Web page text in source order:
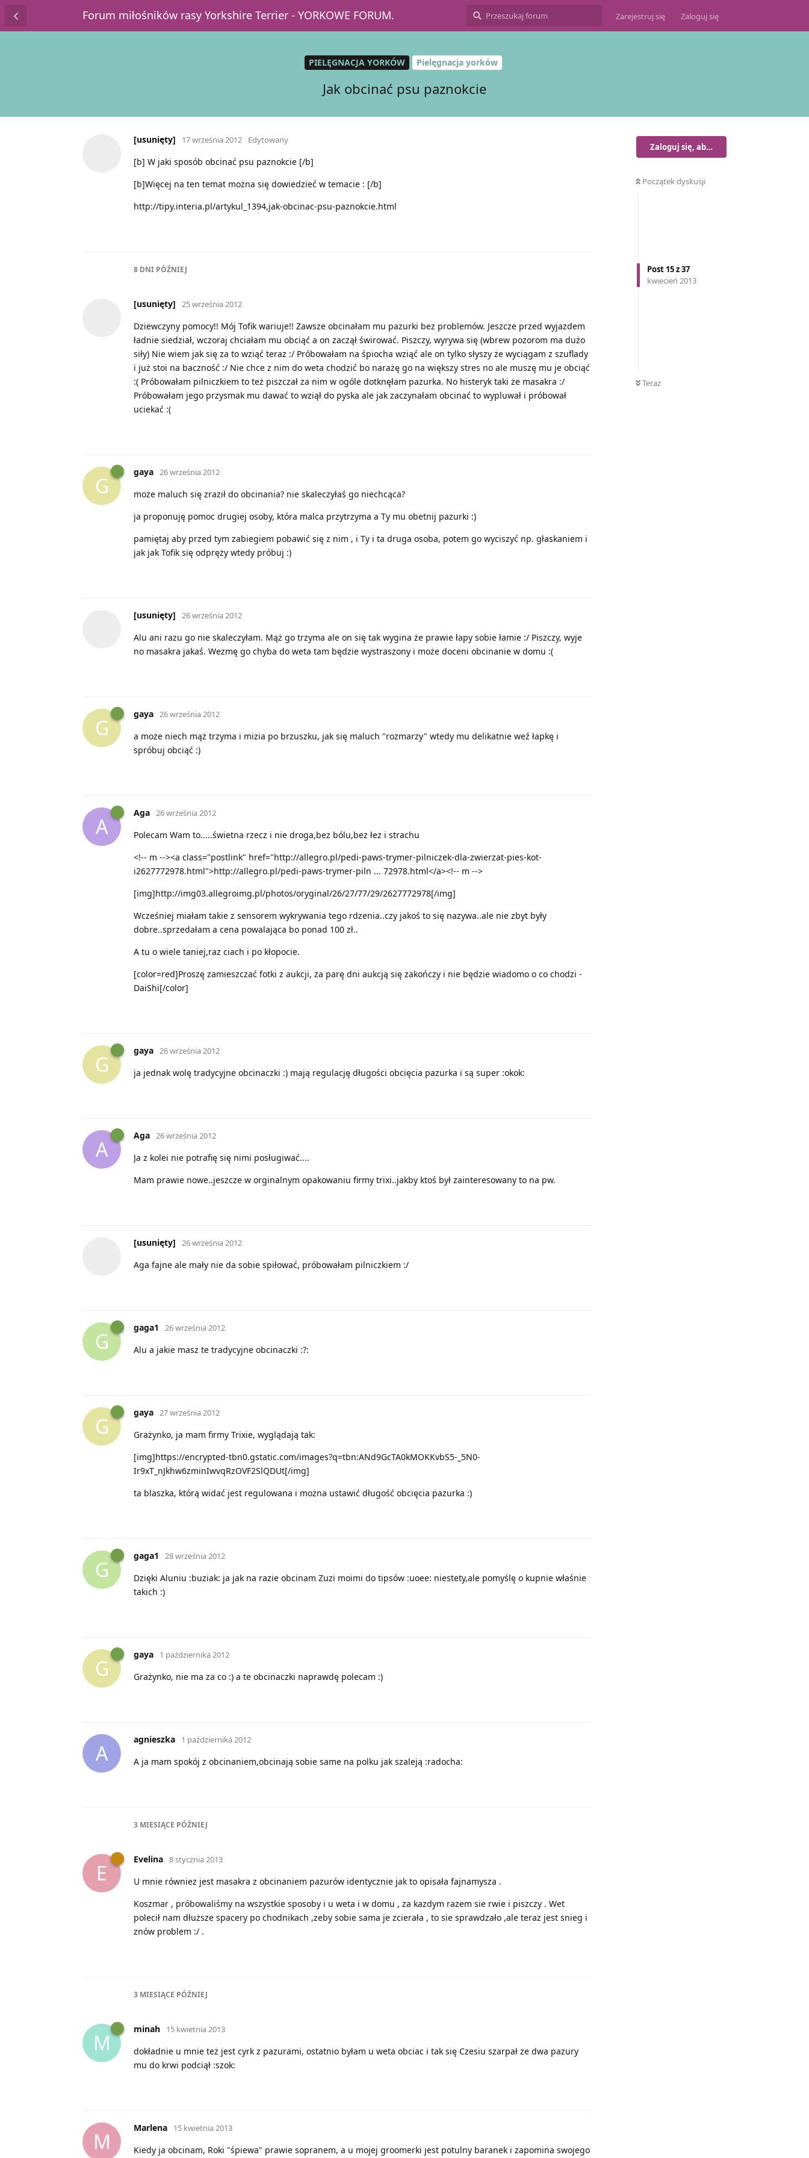
Forum miłośników rasy Yorkshire Terrier - YORKOWE FORUM. Zarejestruj się Zaloguj się
PIELĘGNACJA YORKÓW Pielęgnacja yorków
Jak obcinać psu paznokcie
Zaloguj się, aby odpisać
Początek dyskusji
Post 15z37
kwiecień 2013
Teraz
[usunięty] 17 września 2012 Edytowany
[b] W jaki sposób obcinać psu paznokcie [/b]
[b]Więcej na ten temat można się dowiedzieć w temacie : [/b]
http://tipy.interia.pl/artykul_1394,jak-obcinac-psu-paznokcie.html
8 DNI PÓŹNIEJ
[usunięty] 25 września 2012
Dziewczyny pomocy!! Mój Tofik wariuje!! Zawsze obcinałam mu pazurki bez problemów. Jeszcze przed wyjazdem
ładnie siedział, wczoraj chciałam mu obciąć a on zaczął świrować. Piszczy, wyrywa się (wbrew pozorom ma dużo
siły) Nie wiem jak się za to wziąć teraz :/ Próbowałam na śpiocha wziąć ale on tylko słyszy że wyciągam z szuflady
i już stoi na baczność :/ Nie chce z nim do weta chodzić bo narażę go na większy stres no ale muszę mu je obciąć
:( Próbowałam pilniczkiem to też piszczał za nim w ogóle dotknęłam pazurka. No histeryk taki że masakra :/
Próbowałam jego przysmak mu dawać to wziął do pyska ale jak zaczynałam obcinać to wypluwał i próbował
uciekać :(
G
gaya 26 września 2012
może maluch się zraził do obcinania? nie skaleczyłaś go niechcąca?
ja proponuję pomoc drugiej osoby, która malca przytrzyma a Ty mu obetnij pazurki :)
pamiętaj aby przed tym zabiegiem pobawić się z nim , i Ty i ta druga osoba, potem go wyciszyć np. głaskaniem i
jak jak Tofik się odpręży wtedy próbuj :)
[usunięty] 26 września 2012
Alu ani razu go nie skaleczyłam. Mąż go trzyma ale on się tak wygina że prawie łapy sobie łamie :/ Piszczy, wyje
no masakra jakaś. Wezmę go chyba do weta tam będzie wystraszony i może doceni obcinanie w domu :(
G
gaya 26 września 2012
a może niech mąż trzyma i mizia po brzuszku, jak się maluch "rozmarzy" wtedy mu delikatnie weź łapkę i
spróbuj obciąć :)
A
Aga 26 września 2012
Polecam Wam to.....świetna rzecz i nie droga,bez bólu,bez łez i strachu
<!-- m --><a class="postlink" href="http://allegro.pl/pedi-paws-trymer-pilniczek-dla-zwierzat-pies-kot-
i2627772978.html">http://allegro.pl/pedi-paws-trymer-piln ... 72978.html</a><!-- m -->
[img]http://img03.allegroimg.pl/photos/oryginal/26/27/77/29/2627772978[/img]
Wcześniej miałam takie z sensorem wykrywania tego rdzenia..czy jakoś to się nazywa..ale nie zbyt były
dobre..sprzedałam a cena powalająca bo ponad 100 zł..
A tu o wiele taniej,raz ciach i po kłopocie.
[color=red]Proszę zamieszczać fotki z aukcji, za parę dni aukcją się zakończy i nie będzie wiadomo o co chodzi -
DaiShi[/color]
G
gaya 26 września 2012
ja jednak wolę tradycyjne obcinaczki :) mają regulację długości obcięcia pazurka i są super :okok:
A
Aga 26 września 2012
Ja z kolei nie potrafię się nimi posługiwać....
Mam prawie nowe..jeszcze w orginalnym opakowaniu firmy trixi..jakby ktoś był zainteresowany to na pw.
[usunięty] 26 września 2012
Aga fajne ale mały nie da sobie spiłować, próbowałam pilniczkiem :/
G
gaga1 26 września 2012
Alu a jakie masz te tradycyjne obcinaczki :?:
G
gaya 27 września 2012
Grażynko, ja mam firmy Trixie, wyglądają tak:
[img]https://encrypted-tbn0.gstatic.com/images?q=tbn:ANd9GcTA0kMOKKvbS5-_5N0-
Ir9xT_nJkhw6zminIwvqRzOVF2SlQDUt[/img]
ta blaszka, którą widać jest regulowana i można ustawić długość obcięcia pazurka :)
G
gaga1 28 września 2012
Dzięki Aluniu :buziak: ja jak na razie obcinam Zuzi moimi do tipsów :uoee: niestety,ale pomyślę o kupnie właśnie
takich :)
G
gaya 1 października 2012
Grażynko, nie ma za co :) a te obcinaczki naprawdę polecam :)
A
agnieszka 1 października 2012
A ja mam spokój z obcinaniem,obcinają sobie same na polku jak szaleją :radocha:
3 MIESIĄCE PÓŹNIEJ
E
Evelina 8 stycznia 2013
U mnie równiez jest masakra z obcinaniem pazurów identycznie jak to opisała fajnamysza .
Koszmar , próbowaliśmy na wszystkie sposoby i u weta i w domu , za kazdym razem sie rwie i piszczy . Wet
polecił nam dłuższe spacery po chodnikach ,zeby sobie sama je zcierała , to sie sprawdzało ,ale teraz jest snieg i
znów problem :/ .
3 MIESIĄCE PÓŹNIEJ
M
minah 15 kwietnia 2013
dokładnie u mnie też jest cyrk z pazurami, ostatnio byłam u weta obciac i tak się Czesiu szarpał ze dwa pazury
mu do krwi podciął :szok:
M
Marlena 15 kwietnia 2013
Kiedy ja obcinam, Roki "śpiewa" prawie sopranem, a u mojej groomerki jest potulny baranek i zapomina swojego